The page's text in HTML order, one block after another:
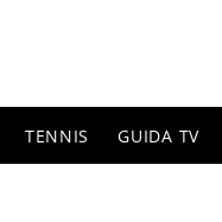
TENNIS GUIDA TV